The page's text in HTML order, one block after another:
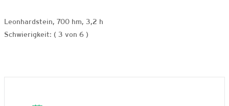
Leonhardstein, 700 hm, 3,2 h
Schwierigkeit: ( 3 von 6 )